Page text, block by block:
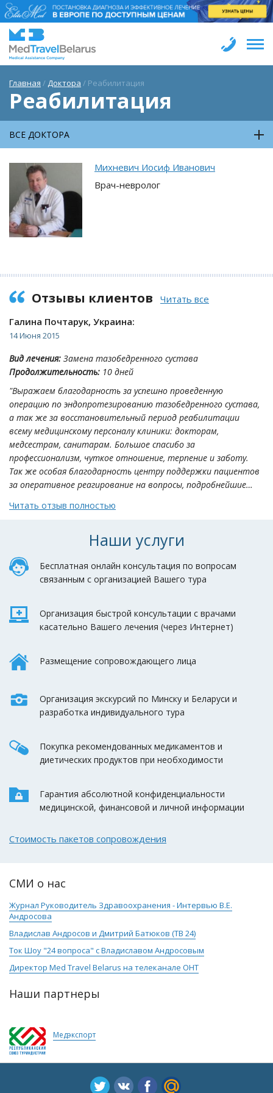
Главная / Доктора / Реабилитация
Реабилитация
ВСЕ ДОКТОРА
Михневич Иосиф Иванович
Врач-невролог
Отзывы клиентов
Читать все
Галина Почтарук, Украина:
14 Июня 2015
Вид лечения: Замена тазобедренного сустава
Продолжительность: 10 дней
"Выражаем благодарность за успешно проведенную
операцию по эндопротезированию тазобедренного сустава,
а так же за восстановительный период реабилитации
всему медицинскому персоналу клиники: докторам,
медсестрам, санитарам. Большое спасибо за
профессионализм, чуткое отношение, терпение и заботу.
Так же особая благодарность центру поддержки пациентов
за оперативное реагирование на вопросы, подробнейшие…
Читать отзыв полностью
Наши услуги
Бесплатная онлайн консультация по вопросам
связанным с организацией Вашего тура
Организация быстрой консультации с врачами
касательно Вашего лечения (через Интернет)
Размещение сопровождающего лица
Организация экскурсий по Минску и Беларуси и
разработка индивидуального тура
Покупка рекомендованных медикаментов и
диетических продуктов при необходимости
Гарантия абсолютной конфиденциальности
медицинской, финансовой и личной информации
Стоимость пакетов сопровождения
СМИ о нас
Журнал Руководитель Здравоохранения - Интервью В.Е.
Андросова
Владислав Андросов и Дмитрий Батюков (ТВ 24)
Ток Шоу "24 вопроса" с Владиславом Андросовым
Директор Med Travel Belarus на телеканале ОНТ
Наши партнеры
Медэкспорт